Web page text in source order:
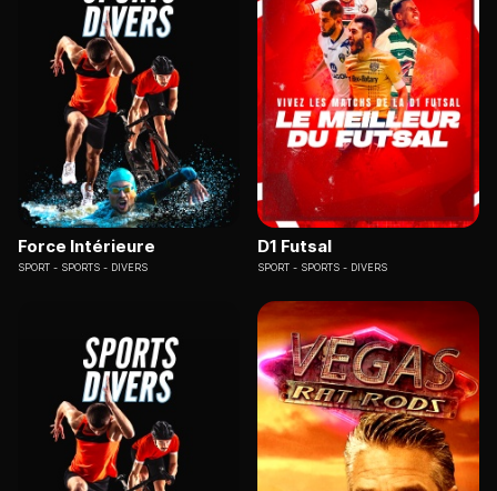
Force Intérieure
SPORT SPORTS - DIVERS
D1 Futsal
SPORT SPORTS - DIVERS